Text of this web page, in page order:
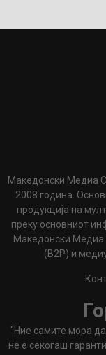
Македонски Медиа
2008 година.
продукција на
преку основниот
Македонски Медиа
(B2P) и
"Ние самите мора
не е секогаш